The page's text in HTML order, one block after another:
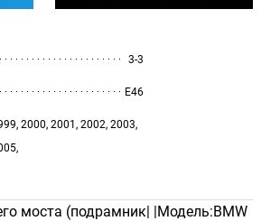
3-3
E46
2000, 2001, 2002, 2003,
моста (подрамник| |Модель:BMW